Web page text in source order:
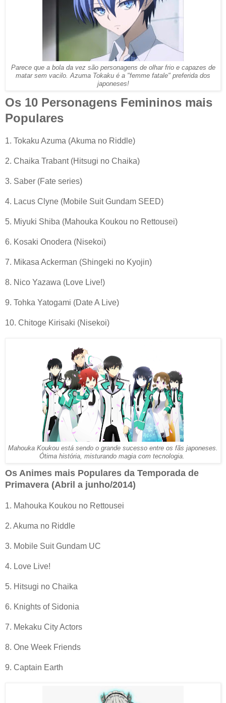
Parece que a bola da vez são personagens de olhar frio e capazes de
matar sem vacilo. Azuma Tokaku é a "femme fatale" preferida dos
japoneses!
Os 10 Personagens Femininos mais
Populares
1. Tokaku Azuma (Akuma no Riddle)
2. Chaika Trabant (Hitsugi no Chaika)
3. Saber (Fate series)
4. Lacus Clyne (Mobile Suit Gundam SEED)
5. Miyuki Shiba (Mahouka Koukou no Rettousei)
6. Kosaki Onodera (Nisekoi)
7. Mikasa Ackerman (Shingeki no Kyojin)
8. Nico Yazawa (Love Live!)
9. Tohka Yatogami (Date A Live)
10. Chitoge Kirisaki (Nisekoi)
Mahouka Koukou está sendo o grande sucesso entre os fãs japoneses.
Ótima história, misturando magia com tecnologia.
Os Animes mais Populares da Temporada de
Primavera (Abril a junho/2014)
1. Mahouka Koukou no Rettousei
2. Akuma no Riddle
3. Mobile Suit Gundam UC
4. Love Live!
5. Hitsugi no Chaika
6. Knights of Sidonia
7. Mekaku City Actors
8. One Week Friends
9. Captain Earth